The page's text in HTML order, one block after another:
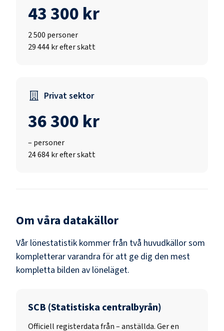
43 300 kr
2 500 personer
29 444 kr efter skatt
Privat sektor
36 300 kr
– personer
24 684 kr efter skatt
Om våra datakällor
Vår lönestatistik kommer från två huvudkällor som
kompletterar varandra för att ge dig den mest
kompletta bilden av löneläget.
SCB (Statistiska centralbyrån)
Officiell registerdata från–anställda. Ger en